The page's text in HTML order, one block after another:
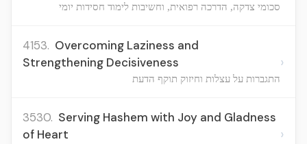
סכומי צדקה, הדרכה רפואית, וחשיבות לימוד חסידות יומי
4153. Overcoming Laziness and
Strengthening Decisiveness
התגברות על עצלות וחיזוק תוקף הדעת
›
3530. Serving Hashem with Joy and Gladness
of Heart
›